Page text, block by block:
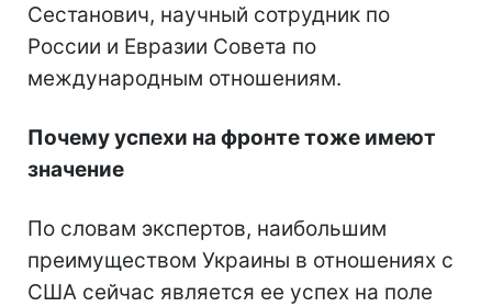
Сестанович, научный сотрудник по
России и Евразии Совета по
международным отношениям.
Почему успехи на фронте тоже имеют
значение
По словам экспертов, наибольшим
преимуществом Украины в отношениях с
США сейчас является ее успех на поле